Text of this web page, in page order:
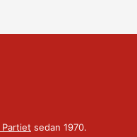
Partiet sedan 1970.